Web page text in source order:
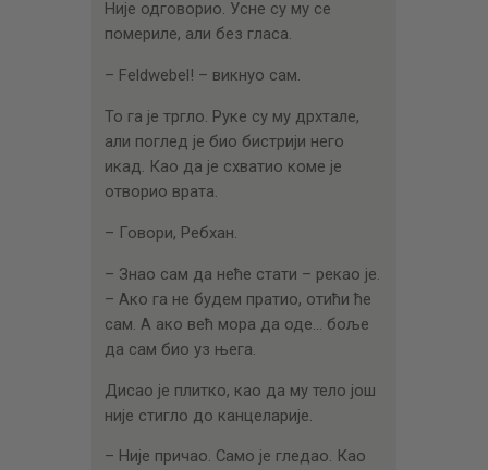
Није одговорио. Усне су му се
помериле, али без гласа.
– Feldwebel! – викнуо сам.
То га је тргло. Руке су му дрхтале,
али поглед је био бистрији него
икад. Као да је схватио коме је
отворио врата.
– Говори, Ребхан.
– Знао сам да неће стати – рекао је.
– Ако га не будем пратио, отићи ће
сам. А ако већ мора да оде… боље
да сам био уз њега.
Дисао је плитко, као да му тело још
није стигло до канцеларије.
– Није причао. Само је гледао. Као